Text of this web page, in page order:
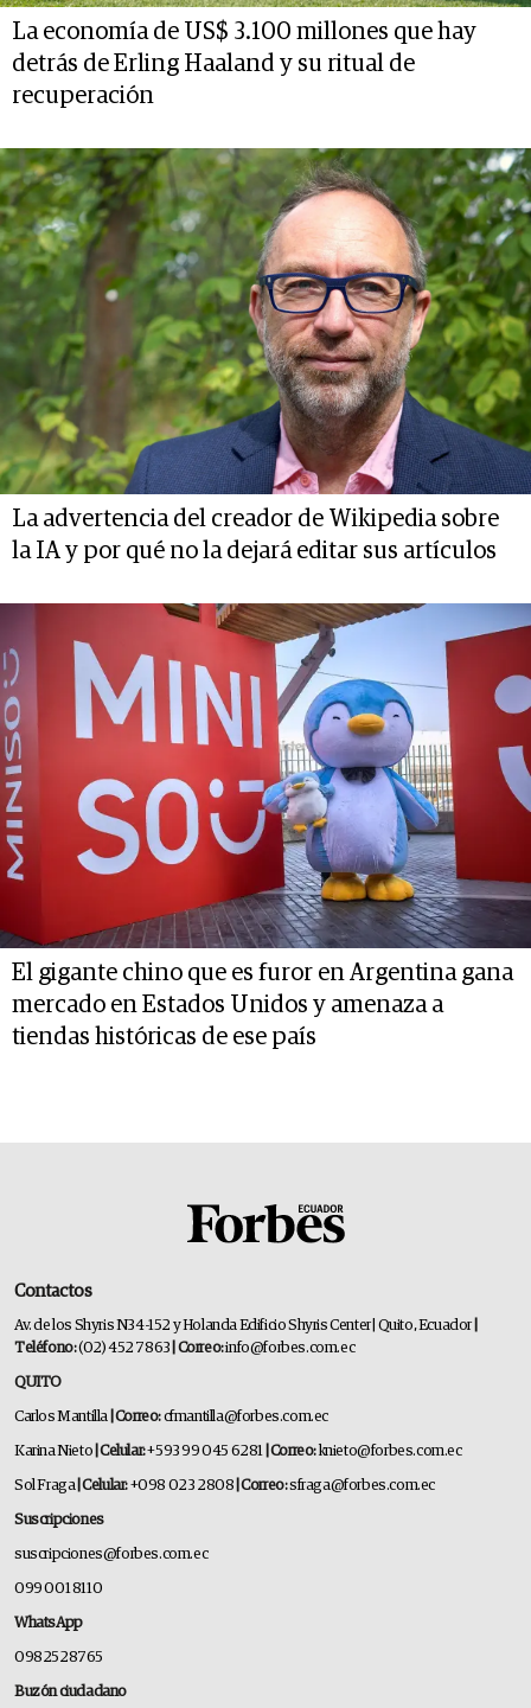
La economía de US$ 3.100 millones que hay
detrás de Erling Haaland y su ritual de
recuperación
La advertencia del creador de Wikipedia sobre
la IA y por qué no la dejará editar sus artículos
El gigante chino que es furor en Argentina gana
mercado en Estados Unidos y amenaza a
tiendas históricas de ese país
Contactos
Av. de los Shyris N34-152 y Holanda Edificio Shyris Center | Quito, Ecuador
Teléfono:(02) 452 7863 | Correo:info@forbes.com.ec
QUITO
Carlos Mantilla | Correo:cfmantilla@forbes.com.ec
Karina Nieto | Celular:+593 99 045 6281 | Correo:knieto@forbes.com.ec
Sol Fraga| Celular:+098 023 2808 | Correo:sfraga@forbes.com.ec
Suscripciones
suscripciones@forbes.com.ec
099 001 8110
WhatsApp
0982528765
Buzón ciudadano